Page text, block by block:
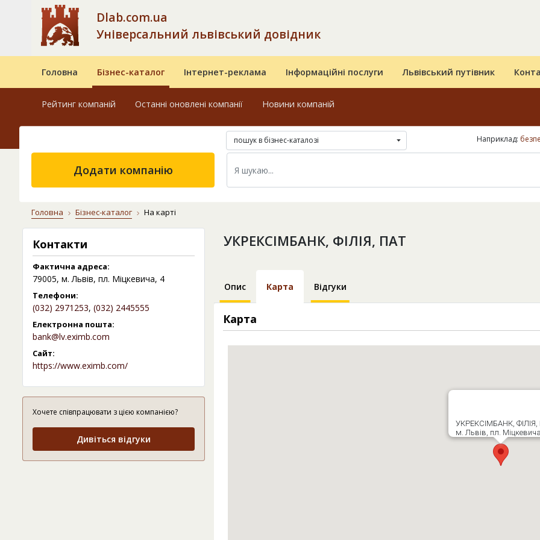
Dlab.com.ua
Універсальний львівський довідник
Головна Бізнес-каталог Інтернет-реклама Інформаційні послуги Львівський путівник
Рейтинг компаній Останні оновлені компанії Новини компаній
пошук в бізнес-каталозі Наприклад:
Додати компанію
Головна Бізнес-каталог На карті
Контакти
Фактична адреса:
79005, м. Львів, пл. Міцкевича, 4
Телефони:
(032) 2971253, (032) 2445555
Електронна пошта:
bank@lv.eximb.com
Сайт:
https://www.eximb.com/
Хочете співпрацювати з цією компанією?
Дивіться відгуки
УКРЕКСІМБАНК, ФІЛІЯ, ПАТ
Опис Карта Відгуки
Карта
УКРЕКСІМБАНК, ФІЛІЯ,
м. Львів, пл.